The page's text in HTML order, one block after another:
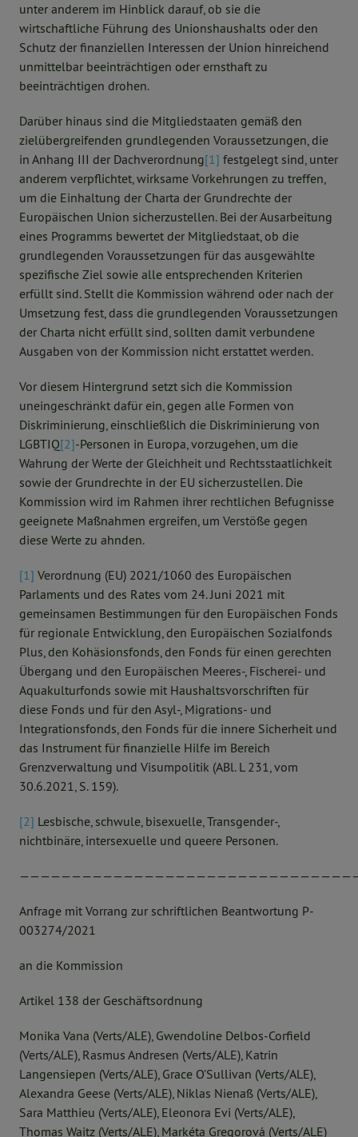
unter anderem im Hinblick darauf, ob sie die
wirtschaftliche Führung des Unionshaushalts oder den
Schutz der finanziellen Interessen der Union hinreichend
unmittelbar beeinträchtigen oder ernsthaft zu
beeinträchtigen drohen.
Darüber hinaus sind die Mitgliedstaaten gemäß den
zielübergreifenden grundlegenden Voraussetzungen, die
in Anhang III der Dachverordnung[1] festgelegt sind, unter
anderem verpflichtet, wirksame Vorkehrungen zu treffen,
um die Einhaltung der Charta der Grundrechte der
Europäischen Union sicherzustellen. Bei der Ausarbeitung
eines Programms bewertet der Mitgliedstaat, ob die
grundlegenden Voraussetzungen für das ausgewählte
spezifische Ziel sowie alle entsprechenden Kriterien
erfüllt sind. Stellt die Kommission während oder nach der
Umsetzung fest, dass die grundlegenden Voraussetzungen
der Charta nicht erfüllt sind, sollten damit verbundene
Ausgaben von der Kommission nicht erstattet werden.
Vor diesem Hintergrund setzt sich die Kommission
uneingeschränkt dafür ein, gegen alle Formen von
Diskriminierung, einschließlich die Diskriminierung von
LGBTIQ[2]-Personen in Europa, vorzugehen, um die
Wahrung der Werte der Gleichheit und Rechtsstaatlichkeit
sowie der Grundrechte in der EU sicherzustellen. Die
Kommission wird im Rahmen ihrer rechtlichen Befugnisse
geeignete Maßnahmen ergreifen, um Verstöße gegen
diese Werte zu ahnden.
[1] Verordnung (EU) 2021/1060 des Europäischen
Parlaments und des Rates vom 24. Juni 2021 mit
gemeinsamen Bestimmungen für den Europäischen Fonds
für regionale Entwicklung, den Europäischen Sozialfonds
Plus, den Kohäsionsfonds, den Fonds für einen gerechten
Übergang und den Europäischen Meeres-, Fischerei- und
Aquakulturfonds sowie mit Haushaltsvorschriften für
diese Fonds und für den Asyl-, Migrations- und
Integrationsfonds, den Fonds für die innere Sicherheit und
das Instrument für finanzielle Hilfe im Bereich
Grenzverwaltung und Visumpolitik (ABl. L 231, vom
30.6.2021, S. 159).
[2] Lesbische, schwule, bisexuelle, Transgender-,
nichtbinäre, intersexuelle und queere Personen.
Anfrage mit Vorrang zur schriftlichen Beantwortung P-
003274/2021
an die Kommission
Artikel 138 der Geschäftsordnung
Monika Vana (Verts/ALE), Gwendoline Delbos-Corfield
(Verts/ALE), Rasmus Andresen (Verts/ALE), Katrin
Langensiepen (Verts/ALE), Grace O’Sullivan (Verts/ALE),
Alexandra Geese (Verts/ALE), Niklas Nienaß (Verts/ALE),
Sara Matthieu (Verts/ALE), Eleonora Evi (Verts/ALE),
Thomas Waitz (Verts/ALE), Markéta Gregorová (Verts/ALE)